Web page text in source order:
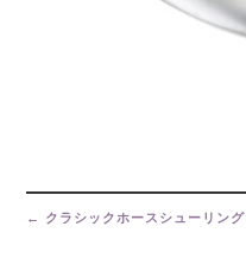
Post
navigation
← クラシックホースシューリング